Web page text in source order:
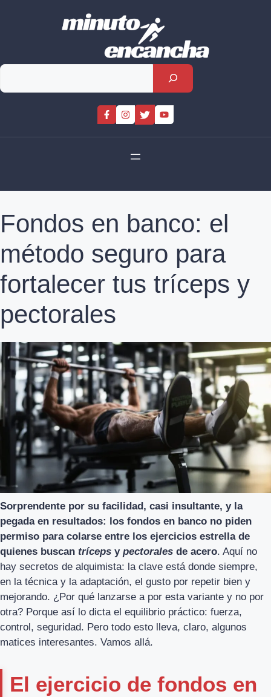
Rechercher
Fondos en banco: el
método seguro para
fortalecer tus tríceps y
pectorales
Sorprendente por su facilidad, casi insultante, y la
pegada en resultados: los fondos en banco no piden
permiso para colarse entre los ejercicios estrella de
quienes buscan tríceps y pectorales de acero. Aquí no
hay secretos de alquimista: la clave está donde siempre,
en la técnica y la adaptación, el gusto por repetir bien y
mejorando. ¿Por qué lanzarse a por esta variante y no por
otra? Porque así lo dicta el equilibrio práctico: fuerza,
control, seguridad. Pero todo esto lleva, claro, algunos
matices interesantes. Vamos allá.
El ejercicio de fondos en